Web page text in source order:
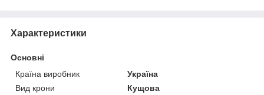
Характеристики
Основні
Країна виробник
Україна
Вид крони
Кущова